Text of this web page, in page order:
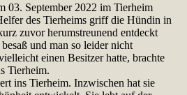
03. September 2022 im Tierheim
des Tierheims griff die Hündin in
zuvor herumstreunend entdeckt
und man so leider nicht
einen Besitzer hatte, brachte
Tierheim.
ins Tierheim. Inzwischen hat sie